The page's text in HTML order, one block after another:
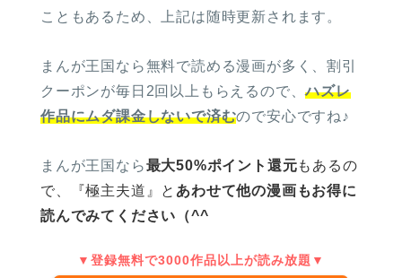
こともあるため、上記は随時更新されます。
まんが王国なら無料で読める漫画が多く、割引
クーポンが毎日2回以上もらえるので、ハズレ
作品にムダ課金しないで済むので安心ですね♪
まんが王国なら最大50%ポイント還元もあるの
で、
『極主夫道』と あわせて他の漫画もお得に
読んでみてください（^^
▼登録無料で3000作品以上が読み放題▼